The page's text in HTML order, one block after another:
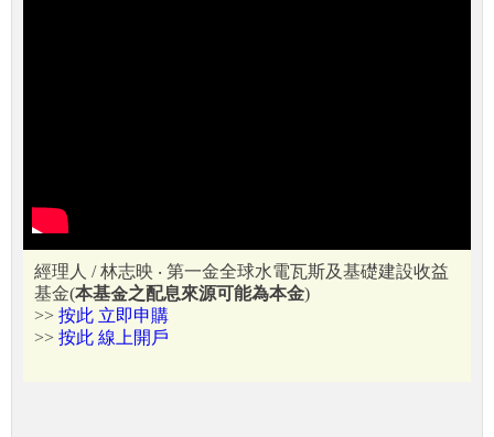
經理人 / 林志映 ‧ 第一金全球水電瓦斯及基礎建設收益
基金(本基金之配息來源可能為本金)
>> 按此 立即申購
>> 按此 線上開戶